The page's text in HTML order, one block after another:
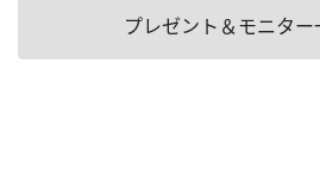
プレゼント＆モニター